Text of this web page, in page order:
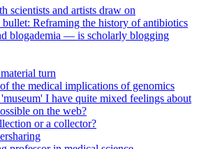
scientists and artists draw on
Reframing the history of antibiotics
blogademia — is scholarly blogging
turn
the medical implications of genomics
I have quite mixed feelings about
on the web?
or a collector?